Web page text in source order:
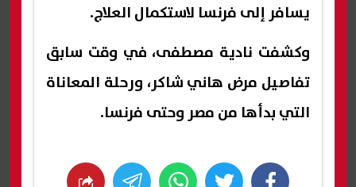
يسافر إلى فرنسا لاستكمال العلاج.
وكشفت نادية مصطفى، في وقت سابق
تفاصيل مرض هاني شاكر، ورحلة المعاناة
التي بدأها من مصر وحتى فرنسا.